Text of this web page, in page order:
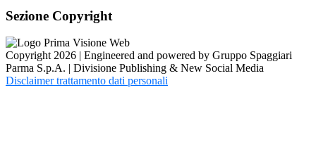
Sezione Copyright
Copyright 2026 | Engineered and powered by Gruppo Spaggiari
Parma S.p.A. | Divisione Publishing & New Social Media
Disclaimer trattamento dati personali